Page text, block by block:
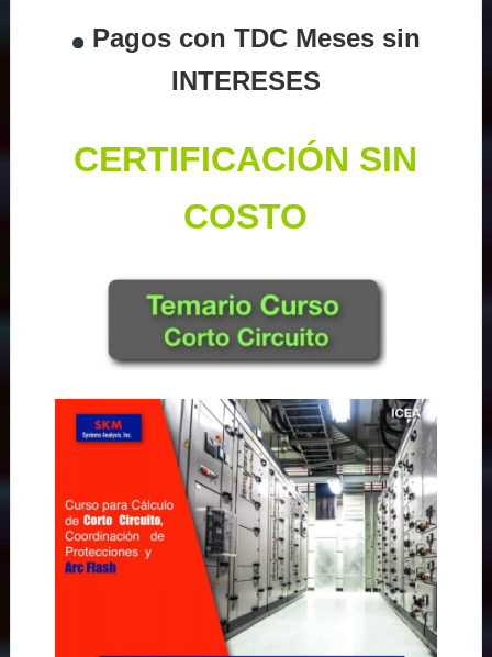
Pagos con TDC Meses sin
INTERESES
CERTIFICACIÓN SIN
COSTO